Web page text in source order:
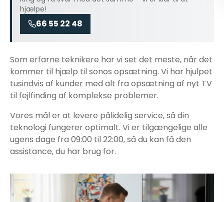
hjælpe!
66 55 22 48
Som erfarne teknikere har vi set det meste, når det
kommer til hjælp til sonos opsætning. Vi har hjulpet
tusindvis af kunder med alt fra opsætning af nyt TV
til fejlfinding af komplekse problemer.
Vores mål er at levere pålidelig service, så din
teknologi fungerer optimalt. Vi er tilgængelige alle
ugens dage fra 09:00 til 22:00, så du kan få den
assistance, du har brug for.